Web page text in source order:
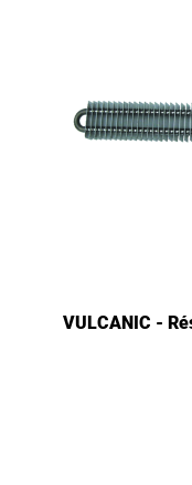
VULCANIC -